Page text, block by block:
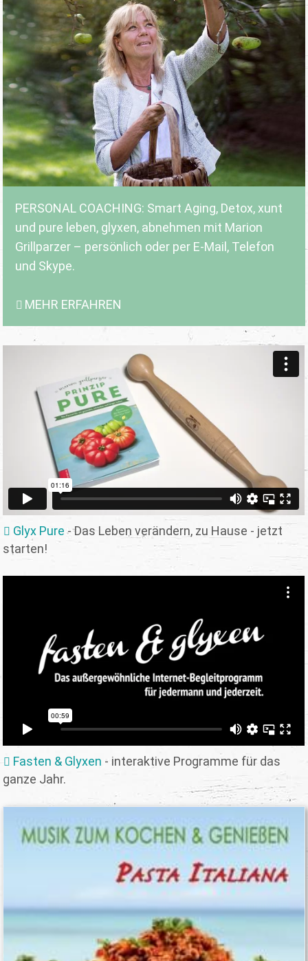
PERSONAL COACHING: Smart Aging, Detox, xunt
und pure leben, glyxen, abnehmen mit Marion
Grillparzer – persönlich oder per E-Mail, Telefon
und Skype.
MEHR ERFAHREN
Glyx Pure- Das Leben verändern, zu Hause - jetzt
starten!
Fasten & Glyxen - interaktive Programme für das
ganze Jahr.